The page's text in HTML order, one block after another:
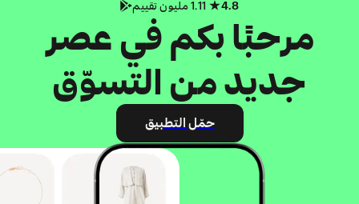
4.8
مرحبًا بكم في عصر
جديد من التسوّق
حمّل التطبيق